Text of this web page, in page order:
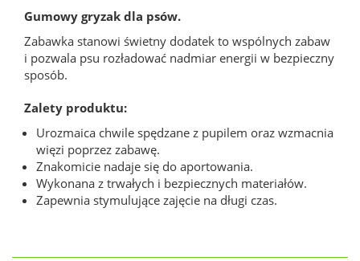
Gumowy gryzak dla psów.
Zabawka stanowi świetny dodatek to wspólnych zabaw
i pozwala psu rozładować nadmiar energii w bezpieczny
sposób.
Zalety produktu:
Urozmaica chwile spędzane z pupilem oraz wzmacnia
więzi poprzez zabawę.
Znakomicie nadaje się do aportowania.
Wykonana z trwałych i bezpiecznych materiałów.
Zapewnia stymulujące zajęcie na długi czas.